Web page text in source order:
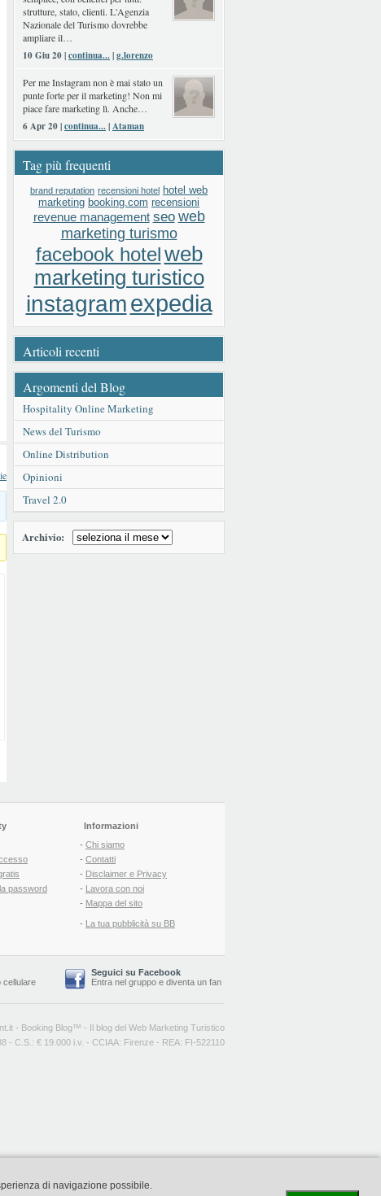
strutture, stato, clienti. L'Agenzia
Nazionale del Turismo dovrebbe
ampliare il…
10 Giu 20 |continua...|g.lorenzo
Per me Instagram non è mai stato un
punte forte per il marketing! Non mi
piace fare marketing lì. Anche…
6 Apr 20 |continua...|Ataman
Tag più frequenti
brand reputation recensioni hotel hotel web
marketing booking.com recensioni
revenue management seo web
marketing turismo
facebook hotelweb
marketing turistico
instagramexpedia
Articoli recenti
Argomenti del Blog
Hospitality Online Marketing
News del Turismo
Online Distribution
Opinioni
Travel 2.0
Archivio:
password
Informazioni
- Chi siamo
- Contatti
- Disclaimer e Privacy
- Lavora con noi
- Mappa del sito
- La tua pubblicità su BB
cellulare
Seguici su Facebook
Entra nel gruppo e diventa un fan
- Booking Blog™ - Il blog del Web Marketing Turistico
- C.S.: € 19.000 i.v. - CCIAA: Firenze - REA: FI-522110
di navigazione possibile.